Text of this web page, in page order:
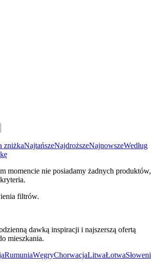
zniżkaNajtańszeNajdroższeNajnowszeWedług
momencie nie posiadamy żadnych produktów,
filtrów.
dawką inspiracji i najszerszą ofertą
mieszkania.
RumuniaWęgryChorwacjaLitwaŁotwa